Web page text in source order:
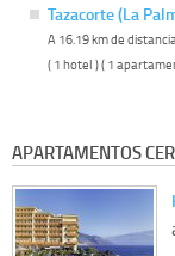
Tazacorte (La
A 16.19 km de distancia
( 1 hotel ) ( 1
APARTAMENTOS